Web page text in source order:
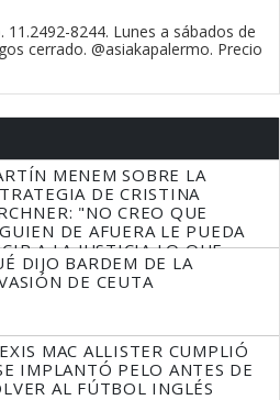
11.2492-8244. Lunes a sábados de
cerrado. @asiakapalermo. Precio
MENEM SOBRE LA
DE CRISTINA
"NO CREO QUE
DE AFUERA LE PUEDA
A LA JUSTICIA LO QUE
QUE HACER"
DIJO BARDEM DE LA
DE CEUTA
MAC ALLISTER CUMPLIÓ
IMPLANTÓ PELO ANTES DE
AL FÚTBOL INGLÉS